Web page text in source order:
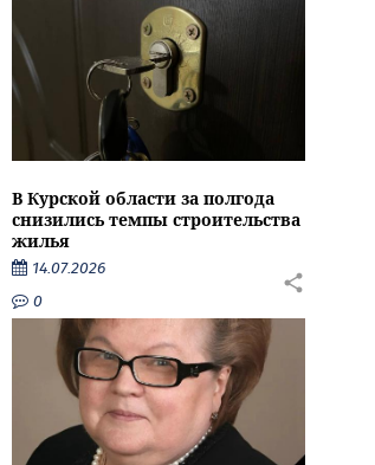
В Курской области за полгода
снизились темпы строительства
жилья
14.07.2026
0